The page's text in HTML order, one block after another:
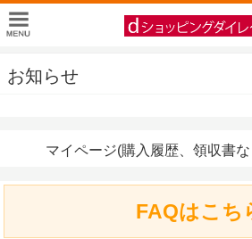
お知らせ
マイページ(購入履歴、領収書
FAQはこち